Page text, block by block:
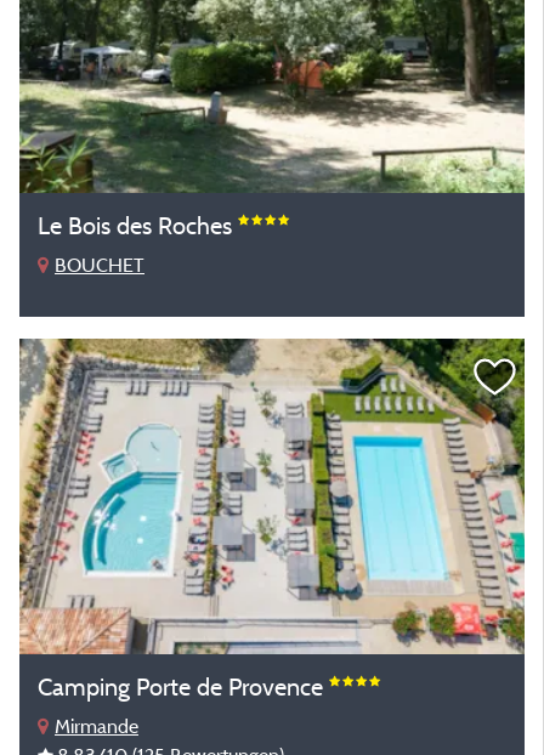
Le Bois des Roches
BOUCHET
Camping Porte de Provence
Mirmande